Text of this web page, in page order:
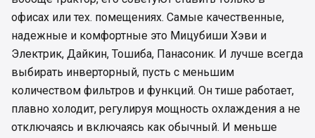
офисах или тех. помещениях. Самые качественные,
надежные и комфортные это Мицубиши Хэви и
Электрик, Дайкин, Тошиба, Панасоник. И лучше всегда
выбирать инверторный, пусть с меньшим
количеством фильтров и функций. Он тише работает,
плавно холодит, регулируя мощность охлаждения а не
отключаясь и включаясь как обычный. И меньше